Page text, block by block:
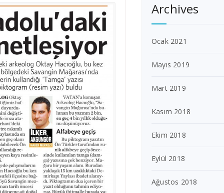
Archives
Ocak 2021
Mayıs 2019
Mart 2019
Kasım 2018
Ekim 2018
Eylül 2018
Ağustos 2018